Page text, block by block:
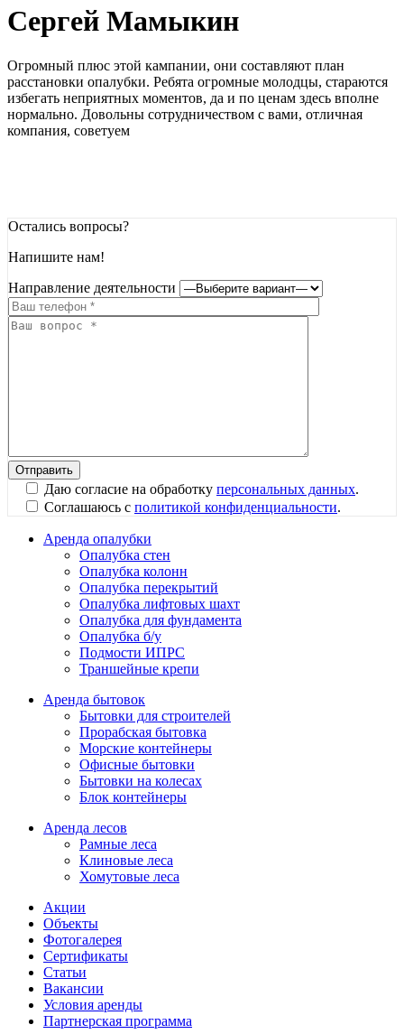
Сергей Мамыкин
Огромный плюс этой кампании, они составляют план
расстановки опалубки. Ребята огромные молодцы, стараются
избегать неприятных моментов, да и по ценам здесь вполне
нормально. Довольны сотрудничеством с вами, отличная
компания, советуем
Остались вопросы?
Напишите нам!
Направление деятельности
Даю согласие на обработку персональных данных.
Соглашаюсь с политикой конфиденциальности.
Аренда опалубки
Опалубка стен
Опалубка колонн
Опалубка перекрытий
Опалубка лифтовых шахт
Опалубка для фундамента
Опалубка б/у
Подмости ИПРС
Траншейные крепи
Аренда бытовок
Бытовки для строителей
Прорабская бытовка
Морские контейнеры
Офисные бытовки
Бытовки на колесах
Блок контейнеры
Аренда лесов
Рамные леса
Клиновые леса
Хомутовые леса
Акции
Объекты
Фотогалерея
Сертификаты
Статьи
Вакансии
Условия аренды
Партнерская программа